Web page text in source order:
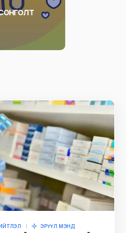
ЭРҮҮЛ МЭНД